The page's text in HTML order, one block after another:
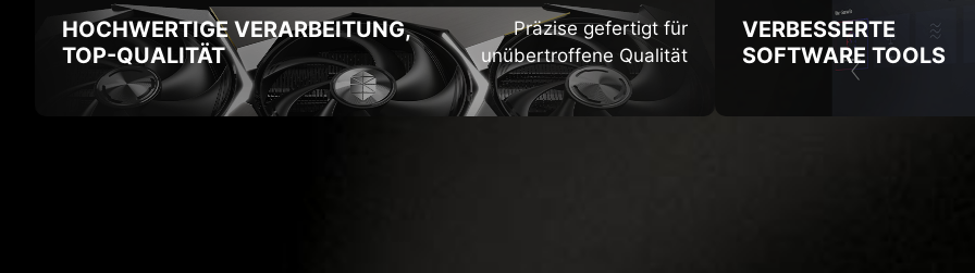
HOCHWERTIGE VERARBEITUNG,
TOP-QUALITÄT
Präzise gefertigt für
unübertroffene Qualität
VERBESSERTE
SOFTWARE TOOLS